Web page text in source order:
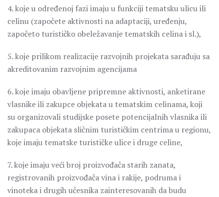
4. koje u određenoj fazi imaju u funkciji tematsku ulicu ili
celinu (započete aktivnosti na adaptaciji, uređenju,
započeto turističko obeležavanje tematskih celina i sl.),
5. koje prilikom realizacije razvojnih projekata sarađuju sa
akreditovanim razvojnim agencijama
6. koje imaju obavljene pripremne aktivnosti, anketirane
vlasnike ili zakupce objekata u tematskim celinama, koji
su organizovali studijske posete potencijalnih vlasnika ili
zakupaca objekata sličnim turističkim centrima u regionu,
koje imaju tematske turističke ulice i druge celine,
7. koje imaju veći broj proizvođača starih zanata,
registrovanih proizvođača vina i rakije, podruma i
vinoteka i drugih učesnika zainteresovanih da budu